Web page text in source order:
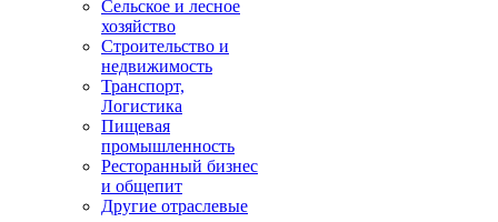
Сельское и лесное
хозяйство
Строительство и
недвижимость
Транспорт,
Логистика
Пищевая
промышленность
Ресторанный бизнес
и общепит
Другие отраслевые